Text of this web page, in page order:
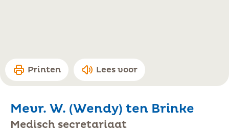
Printen Lees voor
Mevr. W. (Wendy) ten Brinke
Medisch secretariaat